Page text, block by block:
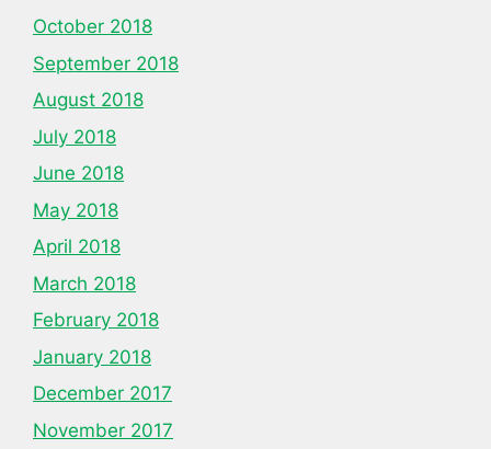
October 2018
September 2018
August 2018
July 2018
June 2018
May 2018
April 2018
March 2018
February 2018
January 2018
December 2017
November 2017